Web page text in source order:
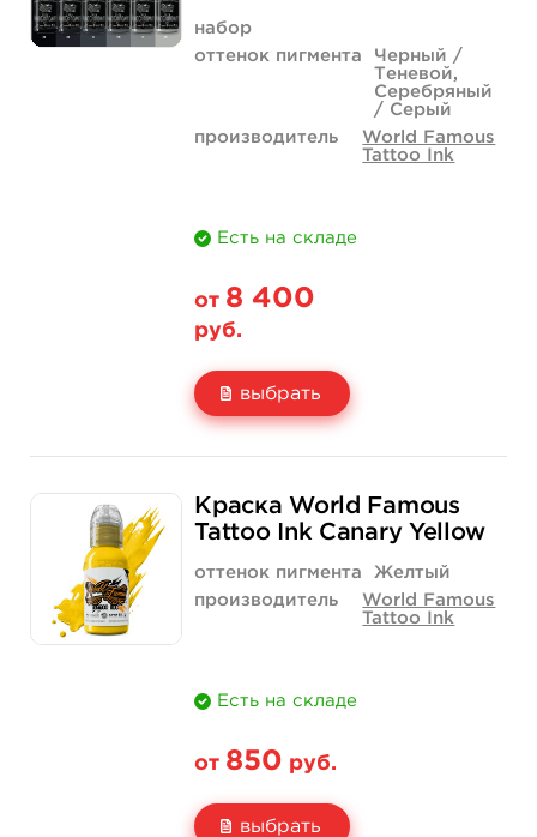
набор
оттенок пигмента
Черный /
Теневой,
Серебряный
/ Серый
производитель
World Famous
Tattoo Ink
Есть на складе
от 8 400
руб.
выбрать
Количество
8 400 руб.
купить
23 800 руб.
купить
Краска World Famous
Tattoo Ink Canary Yellow
оттенок пигмента
Желтый
производитель
World Famous
Tattoo Ink
Есть на складе
от 850 руб.
выбрать